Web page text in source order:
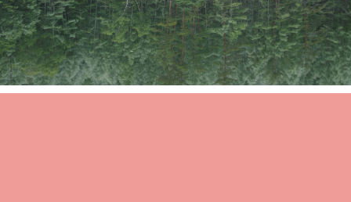
前へ

次へ

検索